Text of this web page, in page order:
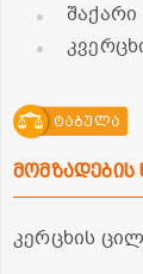
შაქარი
ტაბულა
მომზადების
კერცხის